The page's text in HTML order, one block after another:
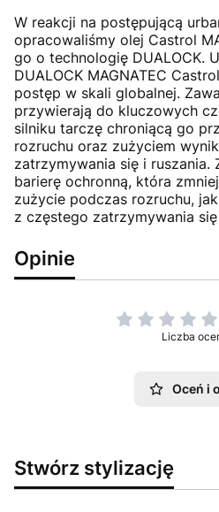
W reakcji na postępującą
opracowaliśmy olej Castrol
go o technologię DUALOCK.
DUALOCK MAGNATEC
postęp w skali globalnej.
przywierają do kluczowych
silniku tarczę chroniącą go
rozruchu oraz zużyciem
zatrzymywania się i ruszania.
barierę ochronną, która
zużycie podczas rozruchu,
z częstego zatrzymywania
Opinie
Liczba
Oceń i
Stwórz stylizację